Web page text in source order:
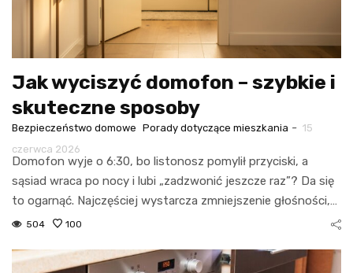
Jak wyciszyć domofon – szybkie i
skuteczne sposoby
Bezpieczeństwo domowe Porady dotyczące mieszkania - 15
czerwca 2026
Domofon wyje o 6:30, bo listonosz pomylił przyciski, a
sąsiad wraca po nocy i lubi „zadzwonić jeszcze raz”? Da się
to ogarnąć. Najczęściej wystarcza zmniejszenie głośności,…
504 100